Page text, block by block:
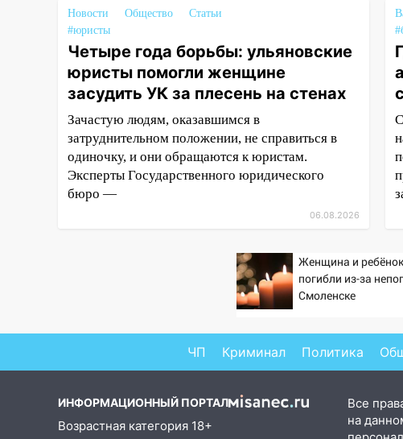
зерновых и зернобобовых
культур
15:51 Бросила кирпич в жену
брата: в Ульяновской области
завели дело на агрессивную
15:47 На улице Радищева
сбили курьера: крупная авария
в Ульяновске
15:15
В Ульяновске ограничат
движение по улице Ефремова
14:23 67% ульяновцев готовы
передумать увольняться, если
им повысят зарплату
14:01 Инсценировали ДТП и
получили более 4,6 миллиона
Новости Общество
Статьи
#юристы
Четыре года борьбы: ульяновские
юристы помогли женщине
засудить УК за плесень на стенах
Зачастую людям, оказавшимся в
затруднительном положении, не справиться в
одиночку, и они обращаются к юристам.
Эксперты Государственного юридического
бюро —
06.08.2026
Женщина и ребёнок
погибли из-за
Смоленске
ЧП Криминал Политика
ИНФОРМАЦИОННЫЙ ПОРТАЛ
Возрастная категория 18+
Все
на